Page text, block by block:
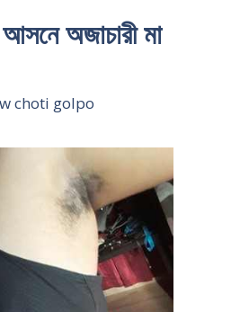
অজাচারী মা
choti golpo